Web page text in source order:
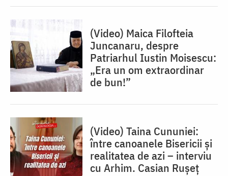
(Video) Maica Filofteia
Juncanaru, despre
Patriarhul Iustin Moisescu:
„Era un om extraordinar
de bun!”
(Video) Taina Cununiei:
între canoanele Bisericii și
realitatea de azi – interviu
cu Arhim. Casian Rușeț